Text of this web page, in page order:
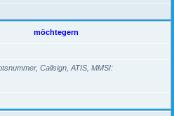
möchtegern
Callsign, ATIS, MMSI